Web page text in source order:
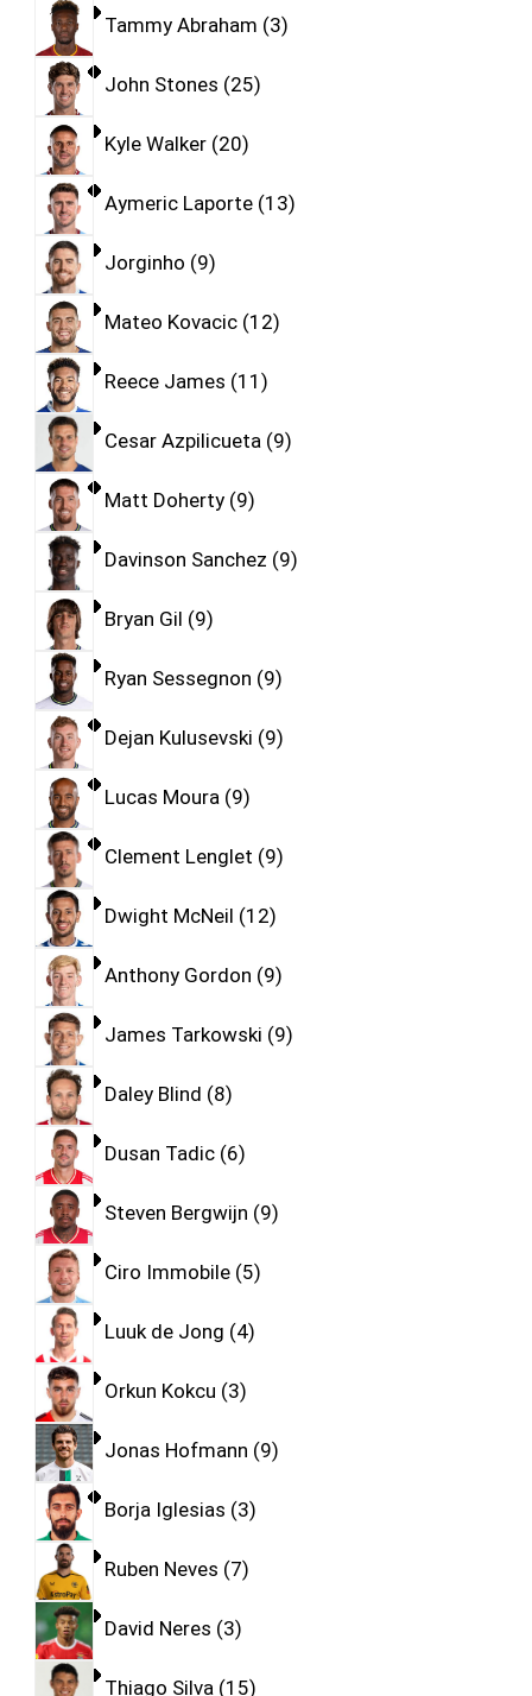
Tammy Abraham 3
John Stones 25
Kyle Walker 20
Aymeric Laporte 13
Jorginho 9
Mateo Kovacic 12
Reece James 11
Cesar Azpilicueta 9
Matt Doherty 9
Davinson Sanchez 9
Bryan Gil 9
Ryan Sessegnon 9
Dejan Kulusevski 9
Lucas Moura 9
Clement Lenglet 9
Dwight McNeil 12
Anthony Gordon 9
James Tarkowski 9
Daley Blind 8
Dusan Tadic 6
Steven Bergwijn 9
Ciro Immobile 5
Luuk de Jong 4
Orkun Kokcu 3
Jonas Hofmann 9
Borja Iglesias 3
Ruben Neves 7
David Neres 3
Thiago Silva 15